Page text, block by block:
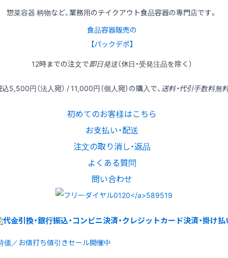
惣菜容器 柄物など、業務用のテイクアウト食品容器の専門店です。
食品容器販売の
【パックデポ】
12時までの注文で即日発送（休日・受発注品を除く）
込5,500円（法人宛） / 11,000円（個人宛）の購入で、 送料・代引手数料無
初めてのお客様はこちら
お支払い・配送
注文の取り消し・返品
よくある質問
問い合わせ
価／お値打ち値引きセール開催中